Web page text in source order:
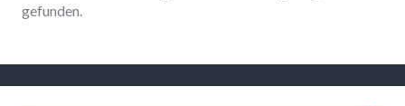
gefunden.